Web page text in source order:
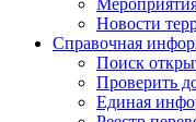
Новости
Справочная
Поиск
Проверить
Единая